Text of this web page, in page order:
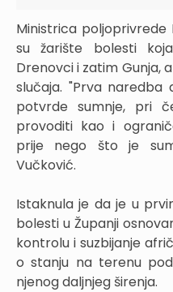
Ministrica
su žarište bolesti
Drenovci i zatim Gunja,
slučaja. "Prva naredba
potvrde sumnje, pri
provoditi kao i
prije nego što je
Vučković.
Istaknula je da je u
bolesti u Županji
kontrolu i suzbijanje
o stanju na terenu
njenog daljnjeg širenja.